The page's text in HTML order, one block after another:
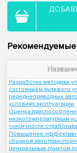
Рекомендуемые
Разработка методики
состоянием рулевого
переднеприводных
условиях эксплуатации
Оценка
низкотемпературным
токсичности
Повышение
сборной
центральным пунктом